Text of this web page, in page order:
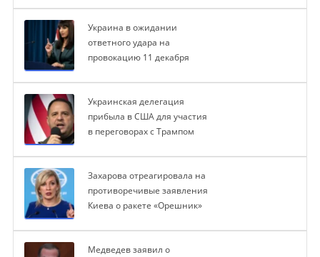
Украина в ожидании
ответного удара на
провокацию 11 декабря
Украинская делегация
прибыла в США для участия
в переговорах с Трампом
Захарова отреагировала на
противоречивые заявления
Киева о ракете «Орешник»
Медведев заявил о